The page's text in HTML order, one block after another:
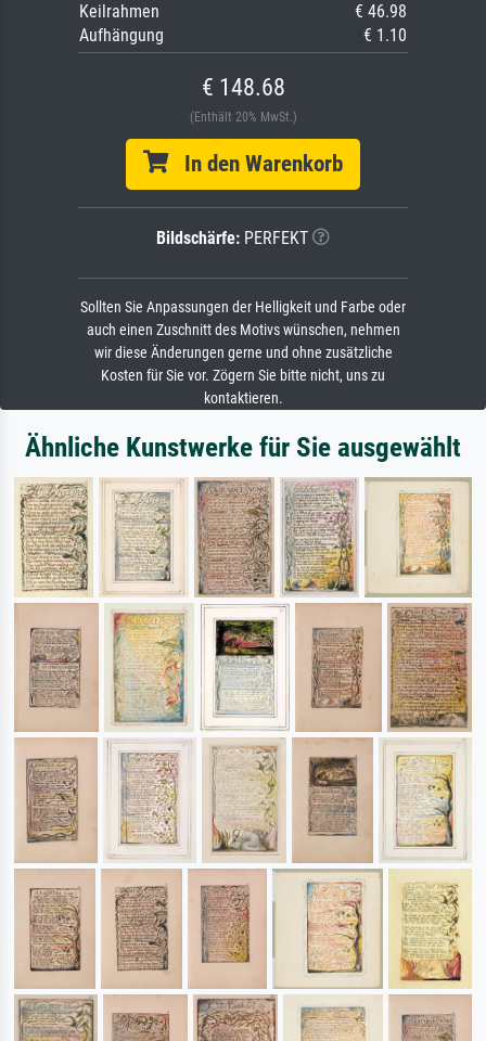
Keilrahmen
€ 46.98
Aufhängung
€ 1.10
€ 148.68
(Enthält 20% MwSt.)
In den Warenkorb
Bildschärfe: PERFEKT
Sollten Sie Anpassungen der Helligkeit und Farbe oder
auch einen Zuschnitt des Motivs wünschen, nehmen
wir diese Änderungen gerne und ohne zusätzliche
Kosten für Sie vor. Zögern Sie bitte nicht, uns zu
kontaktieren.
Ähnliche Kunstwerke für Sie ausgewählt